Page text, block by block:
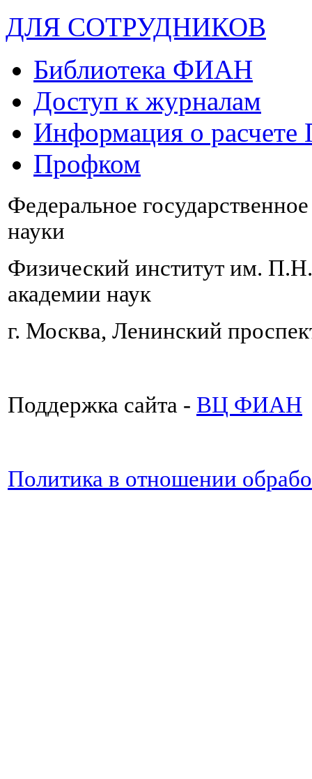
ДЛЯ СОТРУДНИКОВ
Библиотека ФИАН
Доступ к журналам
Информация о
Профком
Федеральное
науки
Физический институт им.
академии наук
г. Москва, Ленинский
Поддержка сайта - ВЦ ФИАН
Политика в отношении